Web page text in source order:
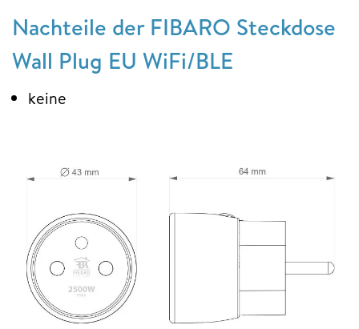
Nachteile der FIBARO Steckdose
Wall Plug EU WiFi/BLE
keine